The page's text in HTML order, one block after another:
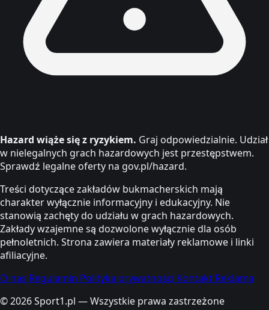
Hazard wiąże się z ryzykiem. Graj odpowiedzialnie. Udział
w nielegalnych grach hazardowych jest przestępstwem.
Sprawdź legalne oferty na gov.pl/hazard.
Treści dotyczące zakładów bukmacherskich mają
charakter wyłącznie informacyjny i edukacyjny. Nie
stanowią zachęty do udziału w grach hazardowych.
Zakłady wzajemne są dozwolone wyłącznie dla osób
pełnoletnich. Strona zawiera materiały reklamowe i linki
afiliacyjne.
O nas Regulamin Polityka prywatności Kontakt Reklama
© 2026 Sport1.pl — Wszystkie prawa zastrzeżone